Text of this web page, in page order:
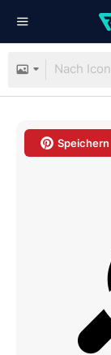
Speichern